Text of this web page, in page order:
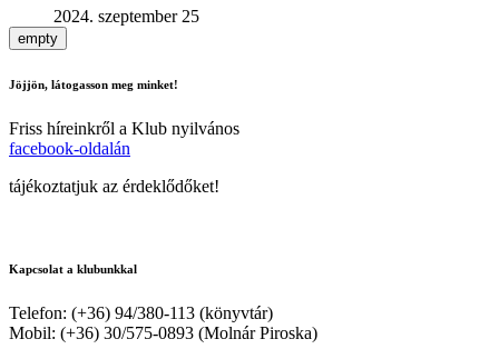
2024. szeptember 25
empty
Jöjjön, látogasson meg minket!
Friss híreinkről a Klub nyilvános
facebook-oldalán
tájékoztatjuk az érdeklődőket!
Kapcsolat a klubunkkal
Telefon: (+36) 94/380-113 (könyvtár)
Mobil: (+36) 30/575-0893 (Molnár Piroska)